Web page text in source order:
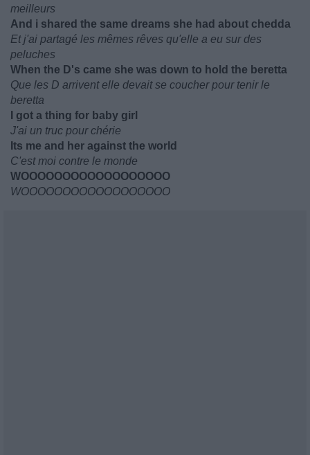
meilleurs
And i shared the same dreams she had about chedda
Et j'ai partagé les mêmes rêves qu'elle a eu sur des
peluches
When the D's came she was down to hold the beretta
Que les D arrivent elle devait se coucher pour tenir le
beretta
I got a thing for baby girl
J'ai un truc pour chérie
Its me and her against the world
C'est moi contre le monde
WOOOOOOOOOOOOOOOOOO
WOOOOOOOOOOOOOOOOOO